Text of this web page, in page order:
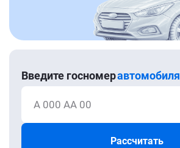
Введите госномеравтомобиля
А 000 АА 00
Рассчитать